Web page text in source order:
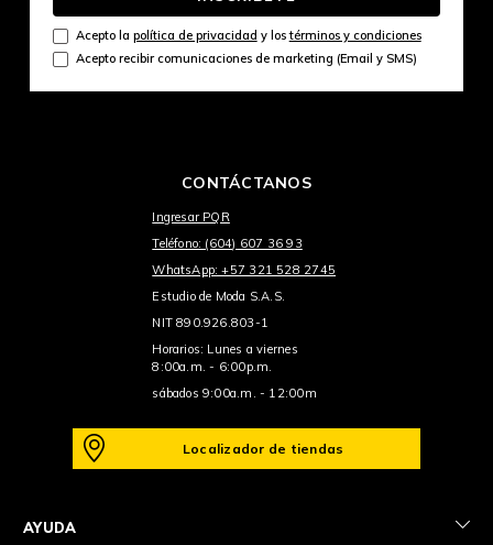
Acepto la política de privacidad y lostérminos y condiciones
Acepto recibir comunicaciones de marketing (Email y SMS)
CONTÁCTANOS
Ingresar PQR
Teléfono: (604) 607 36 93
WhatsApp: +57 321 528 2745
Estudio de Moda S.A.S.
NIT 890.926.803-1
Horarios: Lunes a viernes
8:00a.m. - 6:00p.m.
sábados 9:00a.m. - 12:00m
Localizador de tiendas
AYUDA +